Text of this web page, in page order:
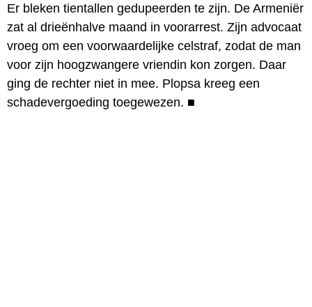
Er bleken tientallen gedupeerden te zijn. De Armeniër
zat al drieënhalve maand in voorarrest. Zijn advocaat
vroeg om een voorwaardelijke celstraf, zodat de man
voor zijn hoogzwangere vriendin kon zorgen. Daar
ging de rechter niet in mee. Plopsa kreeg een
schadevergoeding toegewezen. ■